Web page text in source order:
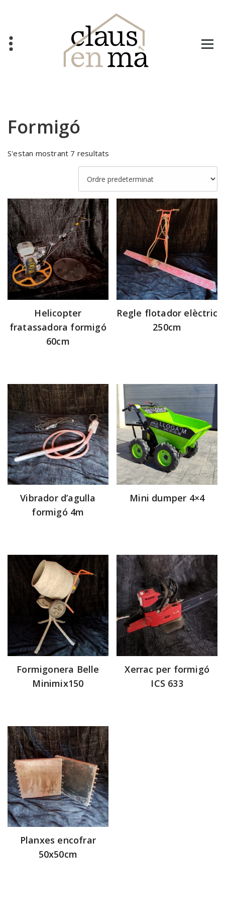
Formigó
S'estan mostrant 7 resultats
Helicopter
fratassadora formigó
60cm
Regle flotador elèctric
250cm
Vibrador d’agulla
formigó 4m
Mini dumper 4×4
Formigonera Belle
Minimix150
Xerrac per formigó
ICS 633
Planxes encofrar
50x50cm